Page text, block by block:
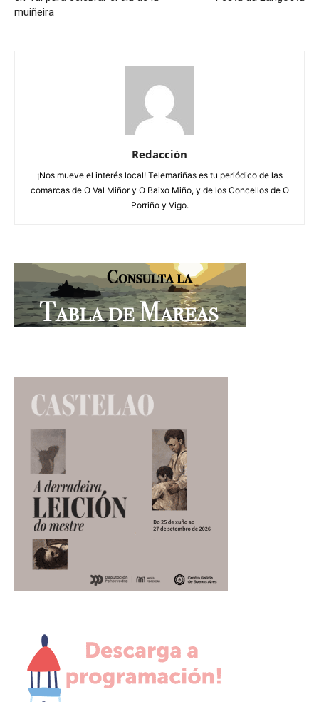
muiñeira
Redacción
¡Nos mueve el interés local! Telemariñas es tu periódico de las
comarcas de O Val Miñor y O Baixo Miño, y de los Concellos de O
Porriño y Vigo.